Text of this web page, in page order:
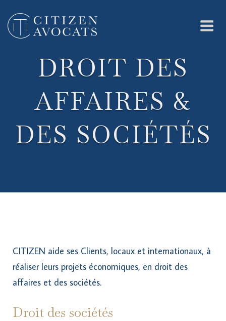
content
DROIT DES
AFFAIRES &
DES SOCIÉTÉS
CITIZEN aide ses Clients, locaux et internationaux, à
réaliser leurs projets économiques, en droit des
affaires et des sociétés.
Droit des sociétés